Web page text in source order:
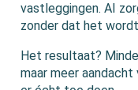
vastleggingen. AI
zonder dat het
Het resultaat?
maar meer